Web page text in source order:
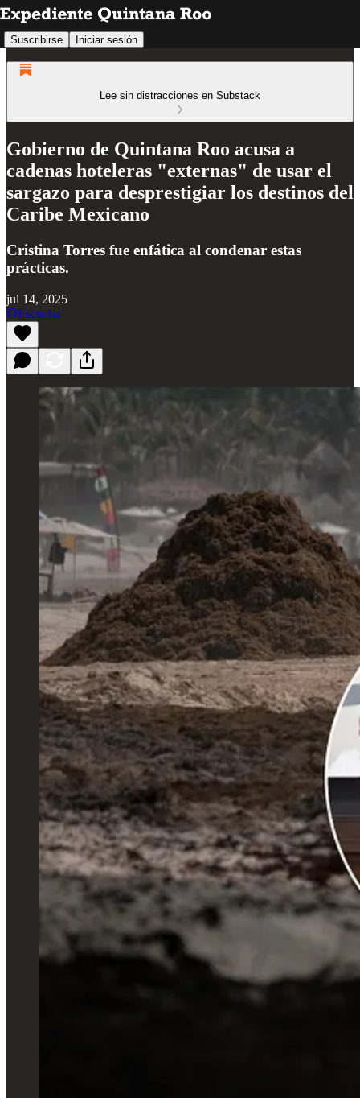
Suscribirse Iniciar sesión
Lee sin distracciones en Substack
Gobierno de Quintana Roo acusa a
cadenas hoteleras "externas" de usar el
sargazo para desprestigiar los destinos del
Caribe Mexicano
Cristina Torres fue enfática al condenar estas
prácticas.
jul 14, 2025
Escucha